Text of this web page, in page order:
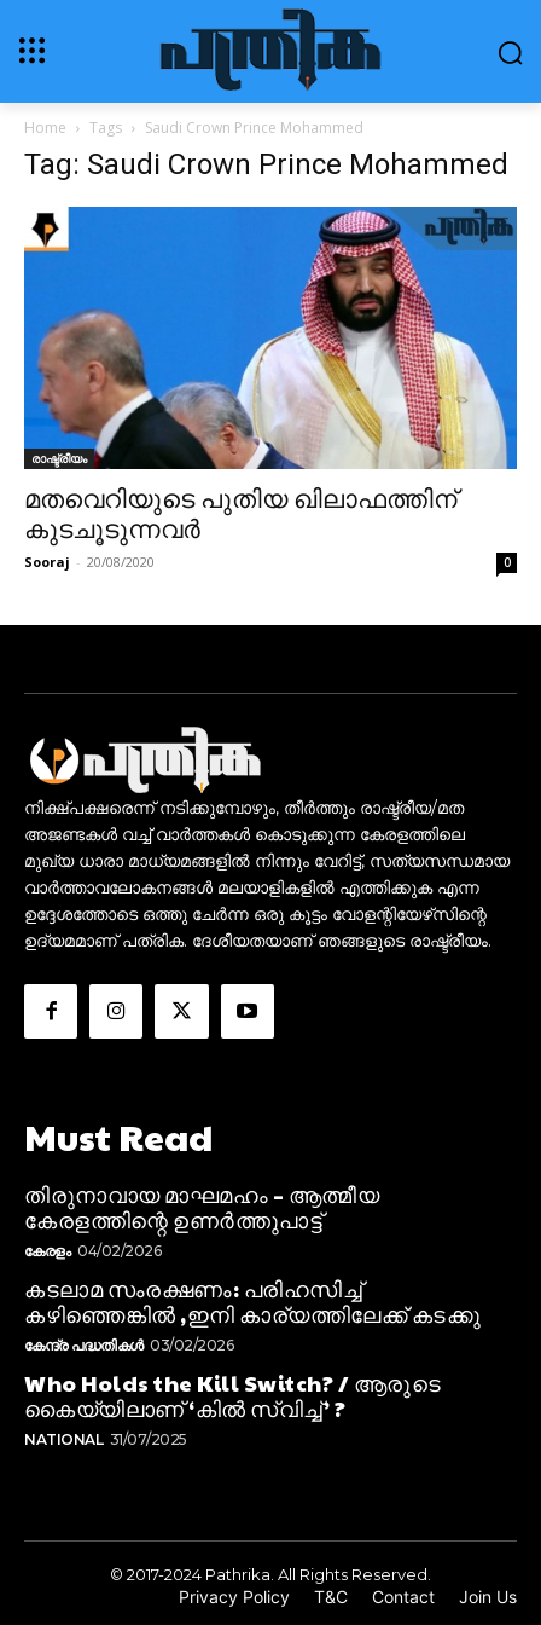
Home Tags Saudi Crown Prince Mohammed
Tag: Saudi Crown Prince Mohammed
രാഷ്ട്രീയം
മതവെറിയുടെ പുതിയ ഖിലാഫത്തിന്
കുടചൂടുന്നവര്‍
Sooraj - 20/08/2020 0
നിക്ഷ്പക്ഷരെന്ന് നടിക്കുമ്പോഴും, തീർത്തും രാഷ്ട്രീയ/മത
അജണ്ടകൾ വച്ച് വാർത്തകൾ കൊടുക്കുന്ന കേരളത്തിലെ
മുഖ്യ ധാരാ മാധ്യമങ്ങളിൽ നിന്നും വേറിട്ട്, സത്യസന്ധമായ
വാർത്താവലോകനങ്ങൾ മലയാളികളിൽ എത്തിക്കുക എന്ന
ഉദ്ദേശത്തോടെ ഒത്തു ചേർന്ന ഒരു കൂട്ടം വോളന്റിയേഴ്‌സിന്റെ
ഉദ്യമമാണ് പത്രിക. ദേശീയതയാണ് ഞങ്ങളുടെ രാഷ്ട്രീയം.
Must Read
തിരുനാവായ മാഘമഹം – ആത്മീയ
കേരളത്തിന്റെ ഉണർത്തുപാട്ട്
കേരളം 04/02/2026
കടലാമ സംരക്ഷണം: പരിഹസിച്ച്
കഴിഞ്ഞെങ്കിൽ ,ഇനി കാര്യത്തിലേക്ക് കടക്കു
കേന്ദ്ര പദ്ധതികൾ 03/02/2026
Who Holds the Kill Switch? / ആരുടെ
കൈയ്യിലാണ് ‘കിൽ സ്വിച്ച്’ ?
NATIONAL 31/07/2025
© 2017-2024 Pathrika. All Rights Reserved.
Privacy Policy T&C Contact Join Us